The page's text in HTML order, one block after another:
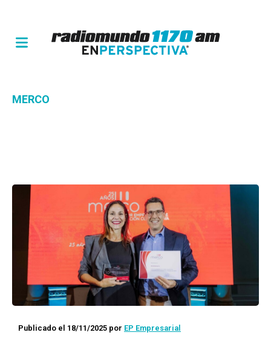
MERCO
Publicado el 18/11/2025 por EP Empresarial